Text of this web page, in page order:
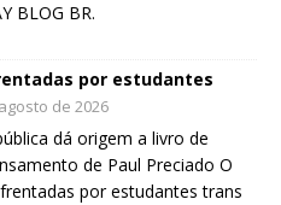
BLOG BR.
por estudantes
de 2026
dá origem a livro de
de Paul Preciado O
por estudantes trans